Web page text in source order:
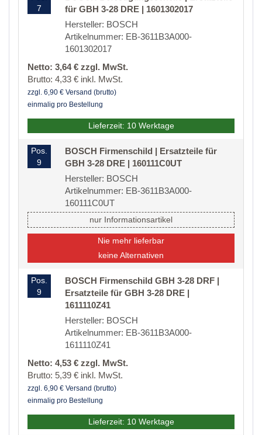
7
für GBH 3-28 DRE | 1601302017
Hersteller: BOSCH
Artikelnummer: EB-3611B3A000-
1601302017
Netto: 3,64 € zzgl. MwSt.
Brutto: 4,33 € inkl. MwSt.
zzgl. 6,90 € Versand (brutto)
einmalig pro Bestellung
Lieferzeit: 10 Werktage
Pos.
9
BOSCH Firmenschild | Ersatzteile für
GBH 3-28 DRE | 160111C0UT
Hersteller: BOSCH
Artikelnummer: EB-3611B3A000-
160111C0UT
nur Informationsartikel
Nie mehr lieferbar
keine Alternativen
Pos.
9
BOSCH Firmenschild GBH 3-28 DRF |
Ersatzteile für GBH 3-28 DRE |
1611110Z41
Hersteller: BOSCH
Artikelnummer: EB-3611B3A000-
1611110Z41
Netto: 4,53 € zzgl. MwSt.
Brutto: 5,39 € inkl. MwSt.
zzgl. 6,90 € Versand (brutto)
einmalig pro Bestellung
Lieferzeit: 10 Werktage